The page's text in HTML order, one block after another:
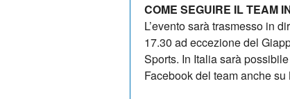
COME SEGUIRE IL TEAM
L’evento sarà trasmesso in
17.30 ad eccezione del
Sports. In Italia sarà
Facebook del team anche